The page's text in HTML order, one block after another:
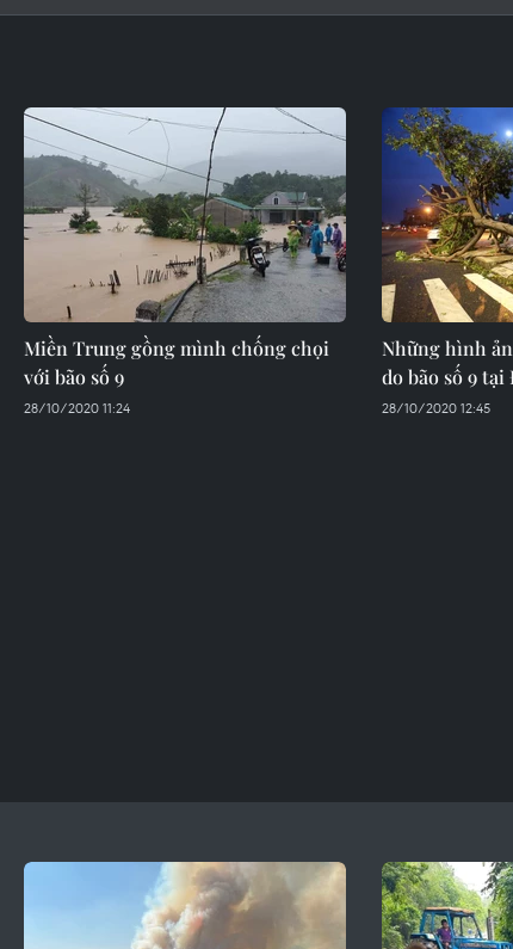
Miền Trung gồng mình chống chọi
với bão số 9
28/10/2020 11:24
Những hình
do bão số 9 tại
28/10/2020 12:45